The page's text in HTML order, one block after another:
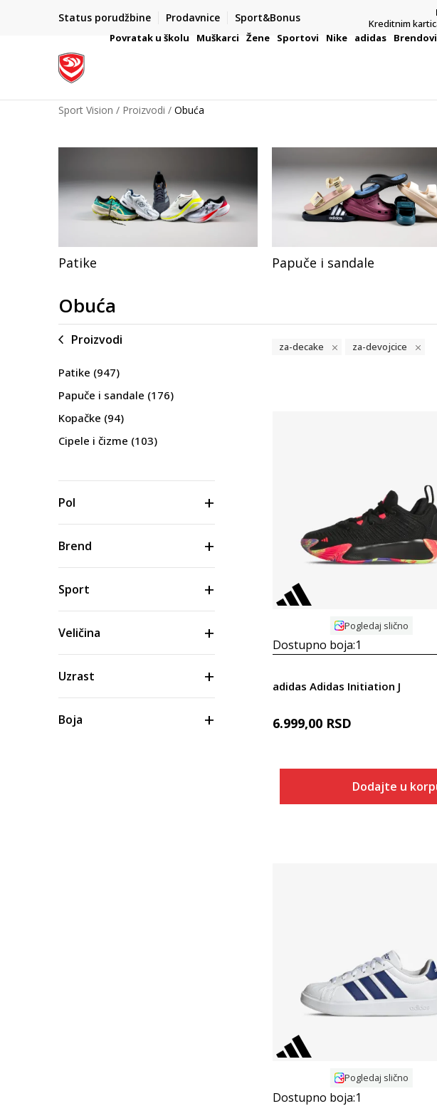
Status porudžbine Prodavnice Sport&Bonus
VAŽNO OBAVEŠTENJE ZA POTROŠAČE
Kreditnim
Povratak u školu Muškarci Žene Sportovi Nike adidas Brendovi
Sport Vision Proizvodi Obuća
Patike Papuče i sandale
Obuća
Proizvodi
Patike (947)
Papuče i sandale (176)
Kopačke (94)
Cipele i čizme (103)
Pol
Brend
Sport
Veličina
Uzrast
Boja
za-decake za-devojcice
Uporedi
Pogledaj slično
Dostupno boja:1
adidas Adidas Initiation J
6.999,00 RSD
Dodajte u
Uporedi
Pogledaj slično
Dostupno boja:1